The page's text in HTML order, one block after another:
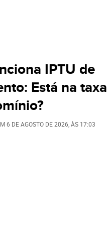
IPTU de
Está na taxa
6 DE AGOSTO DE 2026 , ÀS 17:03